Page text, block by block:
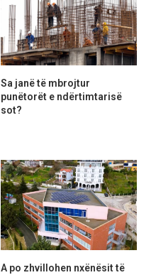
Sa janë të mbrojtur
punëtorët e ndërtimtarisë
sot?
A po zhvillohen nxënësit të